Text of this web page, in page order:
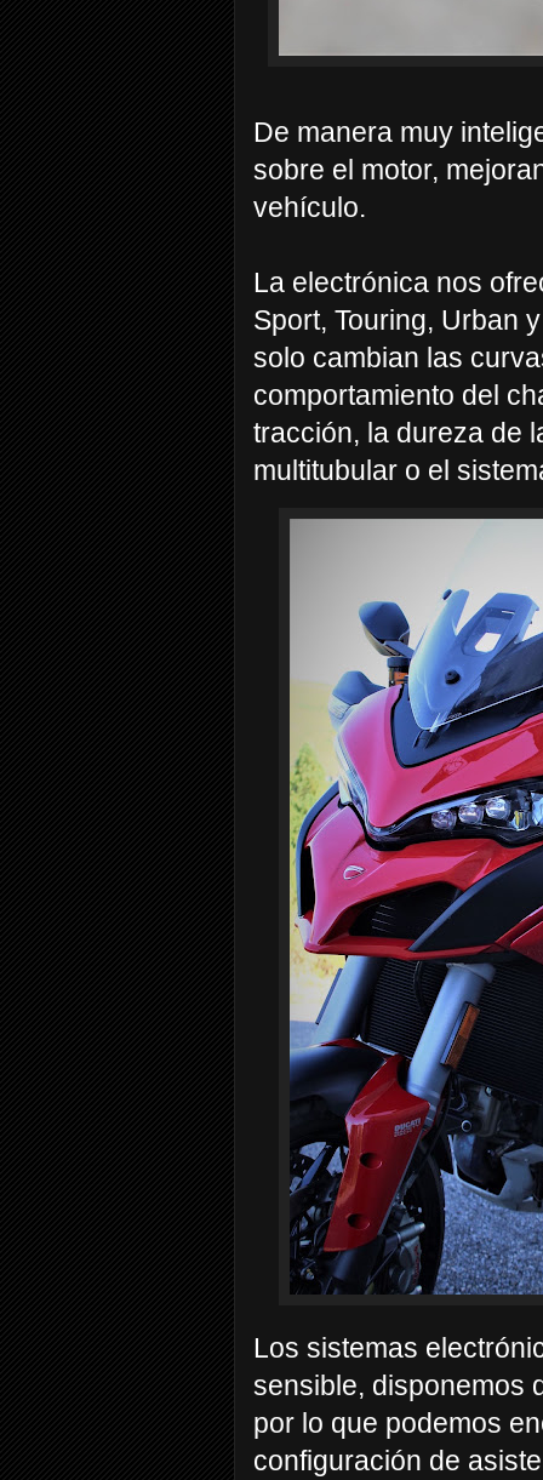
De manera muy
sobre el motor,
vehículo.
La electrónica nos
Sport, Touring, Urban
solo cambian las
comportamiento del
tracción, la dureza de
multitubular o el
Los sistemas
sensible, disponemos
por lo que podemos
configuración de